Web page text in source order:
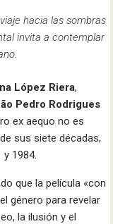
hacia las sombras
invita a contemplar
López Riera,
Pedro Rodrigues
ex aequo no es
sus siete décadas,
1984.
que la película «con
género para revelar
la ilusión y el